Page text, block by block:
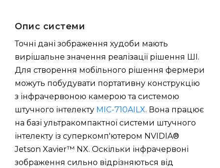
Опис системи
Точні дані зображення худоби мають
вирішальне значення реалізації рішення ШІ.
Для створення мобільного рішення фермери
можуть побудувати портативну конструкцію
з інфрачервоною камерою та системою
штучного інтелекту MIC-710AILX. Вона працює
на базі ультракомпактної системи штучного
інтелекту із суперкомп'ютером NVIDIA®
Jetson Xavier™ NX. Оскільки інфрачервоні
зображення сильно відрізняються від